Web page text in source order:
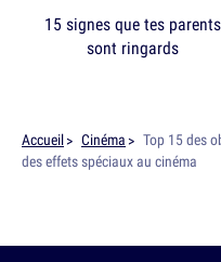
15 signes que tes parents
sont ringards
Accueil Cinéma
Top 15 des
des effets spéciaux au cinéma